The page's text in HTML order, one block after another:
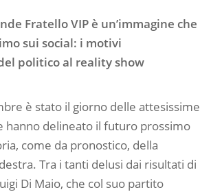
Fratello VIP è un’immagine che
sui social: i motivi
politico al reality show
è stato il giorno delle attesissime
hanno delineato il futuro prossimo
come da pronostico, della
Tra i tanti delusi dai risultati di
Di Maio, che col suo partito